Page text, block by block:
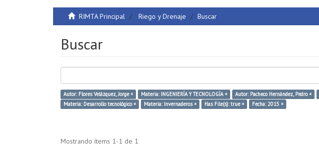
RIMTA Principal Riego y Drenaje Buscar
Buscar
Autor: Flores Velázquez, Jorge × Materia: INGENIERÍA Y TECNOLOGÍA × Autor: Pacheco Hernández, Pedro ×
Materia: Desarrollo tecnológico ×
Materia: Invernaderos × Has File(s): true × Fecha: 2015 ×
Mostrando ítems 1-1 de 1